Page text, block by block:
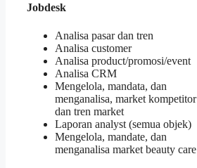
Jobdesk
Analisa pasar dan tren
Analisa customer
Analisa product/promosi/event
Analisa CRM
Mengelola, mandata, dan
menganalisa, market kompetitor
dan tren market
Laporan analyst (semua objek)
Mengelola, mandate, dan
menganalisa market beauty care